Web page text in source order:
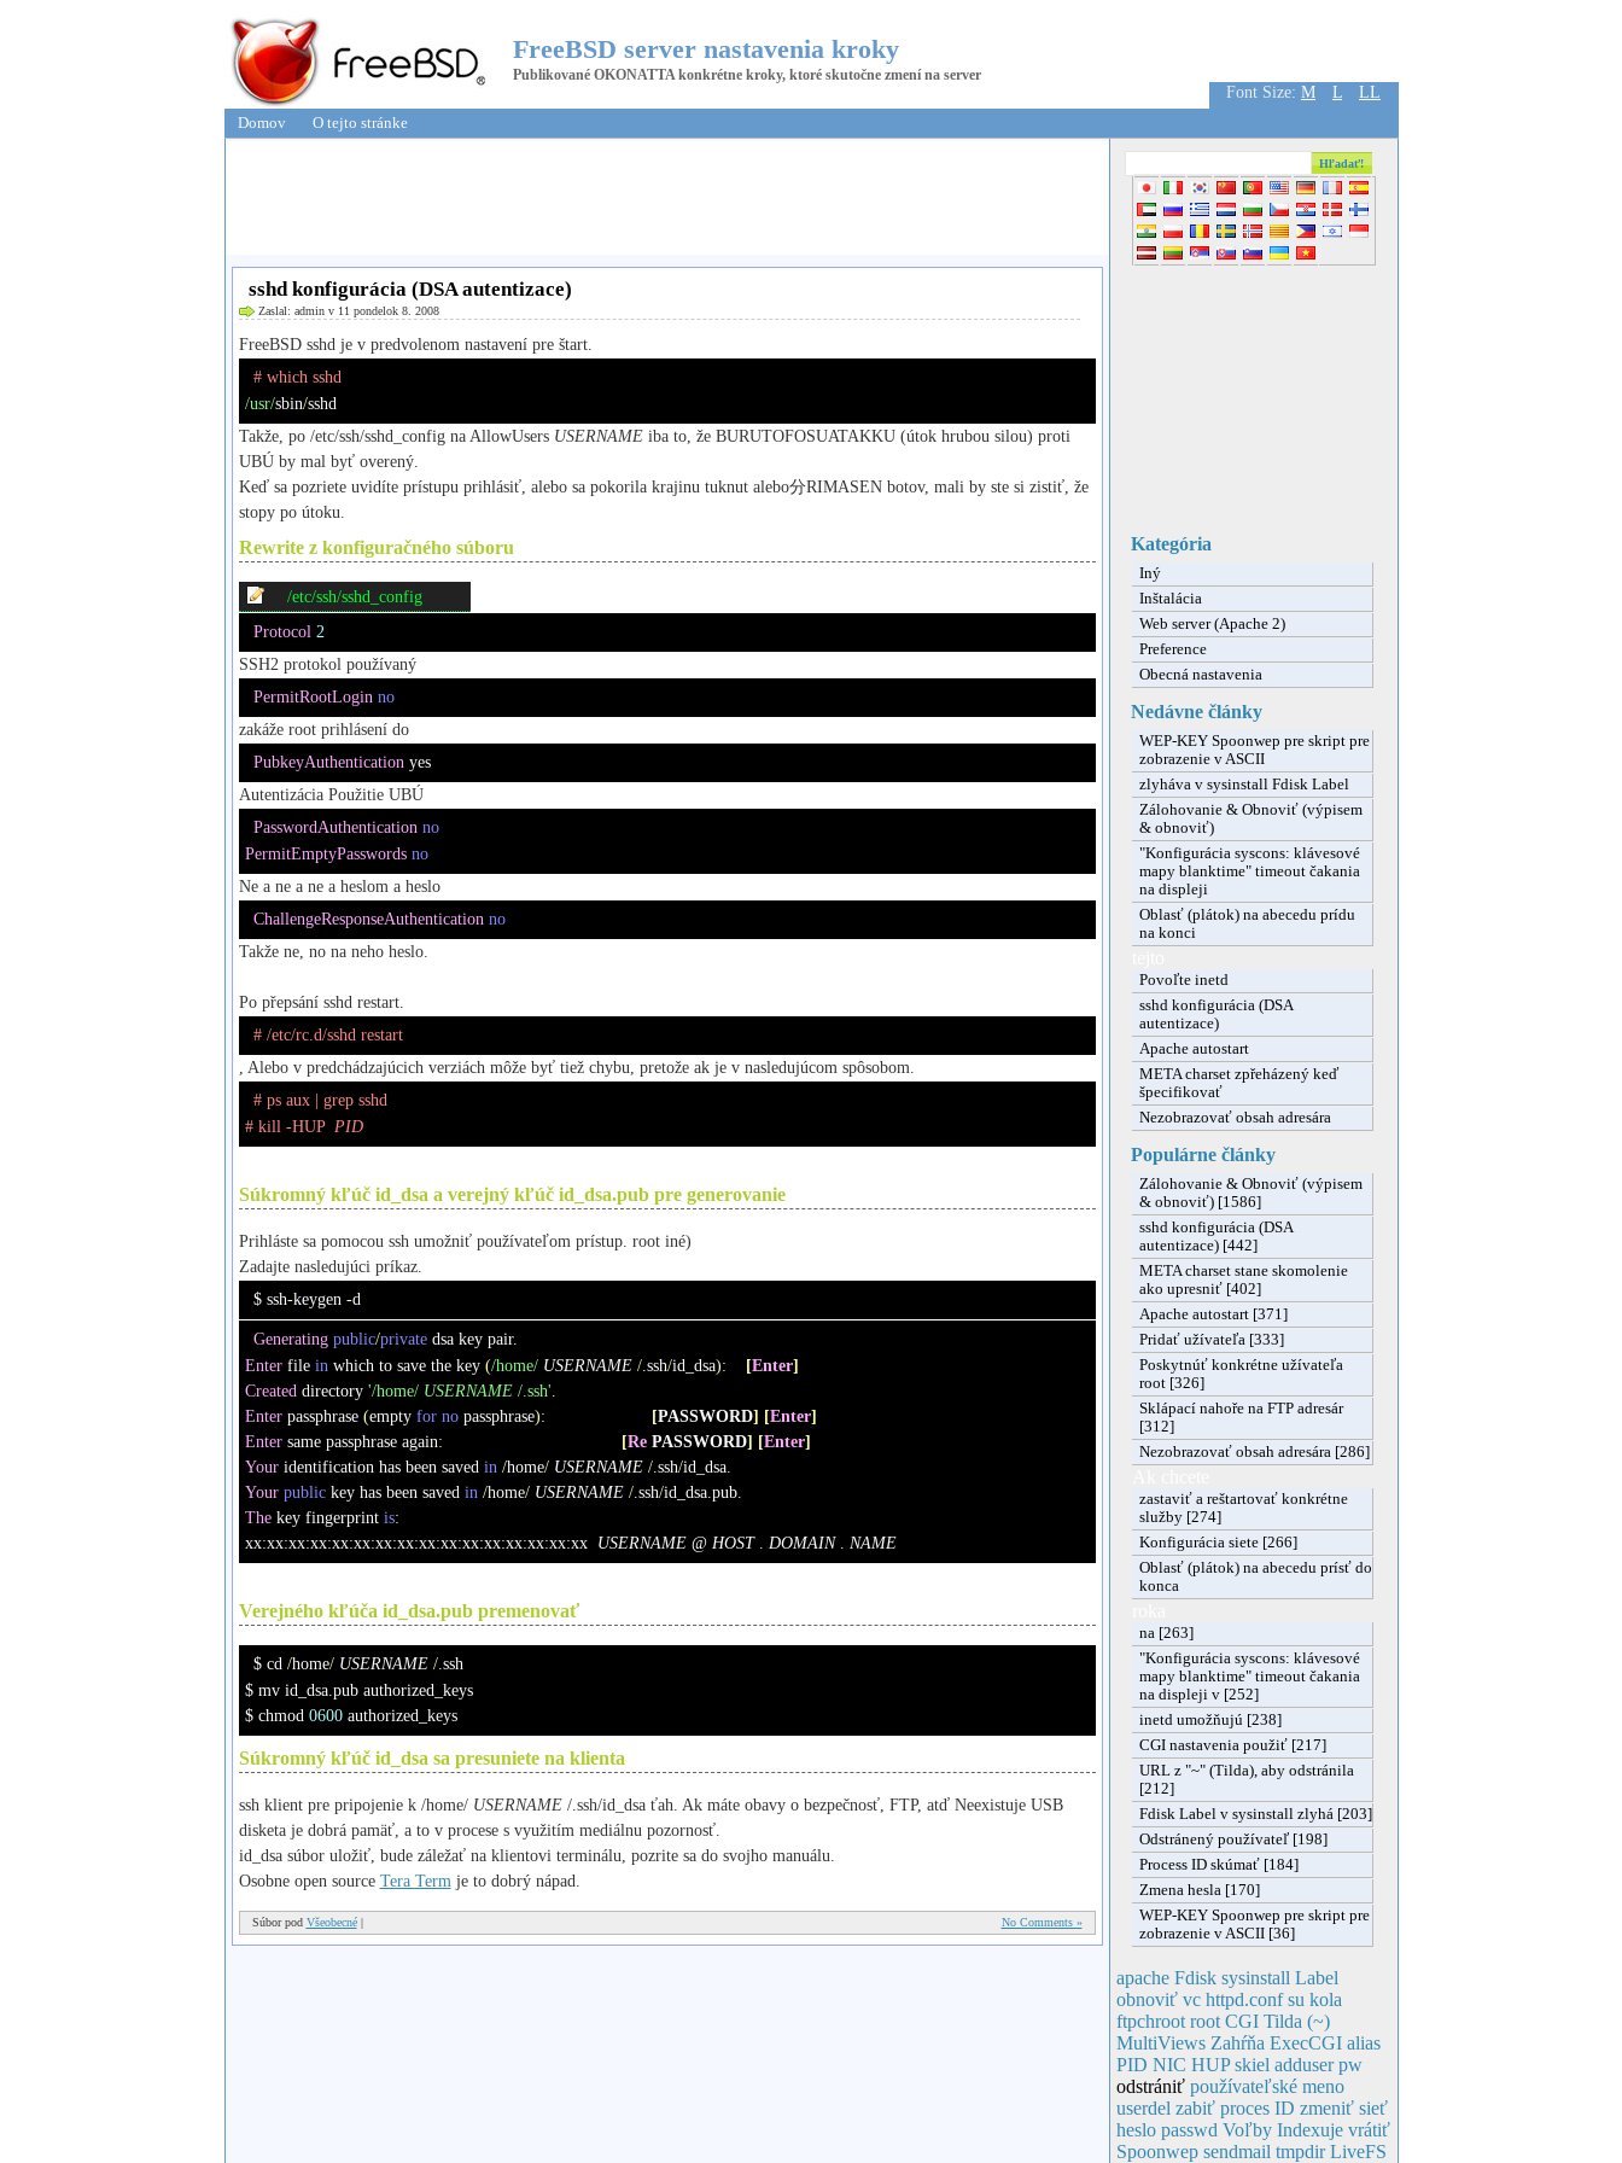
FreeBSD server nastavenia kroky
Publikované OKONATTA konkrétne kroky, ktoré skutočne zmení na server
Font Size: M L LL
Domov O tejto stránke
sshd konfigurácia (DSA autentizace)
Zaslal: admin v 11 pondelok 8. 2008
FreeBSD sshd je v predvolenom nastavení pre štart.
# which sshd
/usr/sbin/sshd
Takže, po /etc/ssh/sshd_configna AllowUsers USERNAMEiba to, že BURUTOFOSUATAKKU (útok hrubou silou) proti
UBÚ by mal byť overený.
Keď sa pozriete uvidíte prístupu prihlásiť, alebo sa pokorila krajinu tuknut alebo分RIMASEN botov, mali by ste si zistiť, že
stopy po útoku.
Rewrite z konfiguračného súboru
/etc/ssh/sshd_config
Protocol 2
SSH2 protokol používaný
PermitRootLogin no
zakáže root prihlásení do
PubkeyAuthentication yes
Autentizácia Použitie UBÚ
PasswordAuthentication no
PermitEmptyPasswords no
Ne a ne a ne a heslom a heslo
ChallengeResponseAuthentication no
Takže ne, nona neho heslo.
Po přepsání sshd restart.
# /etc/rc.d/sshd restart
, Alebo v predchádzajúcich verziách môže byť tiež chybu, pretože ak je v nasledujúcom spôsobom.
# ps aux | grep sshd
# kill -HUP PID
Súkromný kľúč id_dsa a verejný kľúč id_dsa.pubpre generovanie
Prihláste sa pomocou ssh umožniť používateľom prístup. rootiné)
Zadajte nasledujúci príkaz.
$ ssh-keygen -d
Generating public/private dsa key pair.
Enter file in which to save the key (/home/ USERNAME /. ssh/id_dsa): [Enter]
Created directory '/home/ USERNAME /.ssh'
Enter passphrase (empty for no passphrase): [PASSWORD] [Enter]
Enter same passphrase again: [Re PASSWORD] [Enter]
Your identification has been saved in /home/ USERNAME /. ssh/id_dsa.
Your public key has been saved in /home/ USERNAME /. ssh/id_dsa. pub.
The key fingerprint is:
xx:xx:xx:xx:xx:xx:xx:xx:xx:xx:xx:xx:xx:xx:xx:xx USERNAME @ HOST DOMAIN NAME
Verejného kľúča id_dsa.pubpremenovať
$ cd /home/ USERNAME /. ssh
$ mv id_dsa. pub authorized_keys
$ chmod 0600 authorized_keys
Súkromný kľúč id_dsa sa presuniete na klienta
ssh klient pre pripojenie k /home/ USERNAME/.ssh/id_dsaťah. Ak máte obavy o bezpečnosť, FTP, atď Neexistuje USB
disketa je dobrá pamäť, a to v procese s využitím mediálnu pozornosť.
id_dsasúbor uložiť, bude záležať na klientovi terminálu, pozrite sa do svojho manuálu.
Osobne open source Tera Term je to dobrý nápad.
Súbor pod Všeobecné| No Comments »
Kategória
Iný
Inštalácia
Web server (Apache 2)
Preference
Obecná nastavenia
Nedávne články
WEP-KEY Spoonwep pre skript pre
zobrazenie v ASCII
zlyháva v sysinstall Fdisk Label
Zálohovanie & Obnoviť (výpisem
& obnoviť)
"Konfigurácia syscons: klávesové
mapy blanktime" timeout čakania
na displeji
Oblasť (plátok) na abecedu prídu
na konci
Povoľte inetd
sshd konfigurácia (DSA
autentizace)
Apache autostart
META charset zpřeházený keď
špecifikovať
Nezobrazovať obsah adresára
Populárne články
Zálohovanie & Obnoviť (výpisem
& obnoviť) [1586]
sshd konfigurácia (DSA
autentizace) [442]
META charset stane skomolenie
ako upresniť [402]
Apache autostart [371]
Pridať užívateľa [333]
Poskytnúť konkrétne užívateľa
root [326]
Sklápací nahoře na FTP adresár
[312]
Nezobrazovať obsah adresára [286]
zastaviť a reštartovať konkrétne
služby [274]
Konfigurácia siete [266]
Oblasť (plátok) na abecedu prísť do
konca
na [263]
"Konfigurácia syscons: klávesové
mapy blanktime" timeout čakania
na displeji v [252]
inetd umožňujú [238]
CGI nastavenia použiť [217]
URL z "~" (Tilda), aby odstránila
[212]
Fdisk Label v sysinstall zlyhá [203]
Odstránený používateľ [198]
Process ID skúmať [184]
Zmena hesla [170]
WEP-KEY Spoonwep pre skript pre
zobrazenie v ASCII [36]
apache Fdisk sysinstall Label
obnoviť vc httpd.conf su kola
ftpchroot root CGI Tilda (~)
MultiViews Zahŕňa ExecCGI alias
PID NIC HUP skiel adduser pw
odstrániť používateľské meno
userdel zabiť proces ID zmeniť sieť
heslo passwd Voľby Indexuje vrátiť
Spoonwep sendmail tmpdir LiveFS